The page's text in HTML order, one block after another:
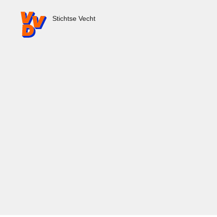
VVD.nl - Ga naar de homepage
Stichtse Vecht